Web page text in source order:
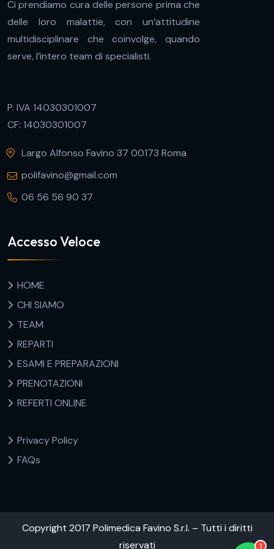
Ci prendiamo cura delle persone prima che
delle loro malattie, con un’attitudine
multidisciplinare che coinvolge, quando
serve, l’intero team di specialisti.
P. IVA 14030301007
CF: 14030301007
Largo Alfonso Favino 37 00173 Roma
polifavino@gmail.com
06 56 56 90 37
Accesso Veloce
HOME
CHI SIAMO
TEAM
REPARTI
ESAMI E PREPARAZIONI
PRENOTAZIONI
REFERTI ONLINE
Privacy Policy
FAQs
Copyright 2017 Polimedica Favino S.r.l. – Tutti i diritti
riservati
1